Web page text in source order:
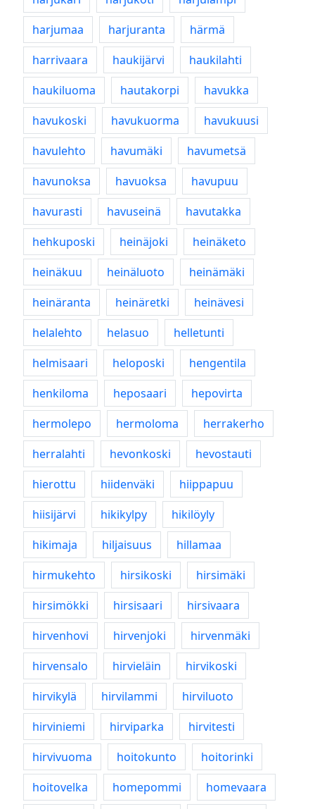
harjumaa
harjuranta
härmä
harrivaara
haukijärvi
haukilahti
haukiluoma
hautakorpi
havukka
havukoski
havukuorma
havukuusi
havulehto
havumäki
havumetsä
havunoksa
havuoksa
havupuu
havurasti
havuseinä
havutakka
hehkuposki
heinäjoki
heinäketo
heinäkuu
heinäluoto
heinämäki
heinäranta
heinäretki
heinävesi
helalehto
helasuo
helletunti
helmisaari
heloposki
hengentila
henkiloma
heposaari
hepovirta
hermolepo
hermoloma
herrakerho
herralahti
hevonkoski
hevostauti
hierottu
hiidenväki
hiippapuu
hiisijärvi
hikikylpy
hikilöyly
hikimaja
hiljaisuus
hillamaa
hirmukehto
hirsikoski
hirsimäki
hirsimökki
hirsisaari
hirsivaara
hirvenhovi
hirvenjoki
hirvenmäki
hirvensalo
hirvieläin
hirvikoski
hirvikylä
hirvilammi
hirviluoto
hirviniemi
hirviparka
hirvitesti
hirvivuoma
hoitokunto
hoitorinki
hoitovelka
homepommi
homevaara